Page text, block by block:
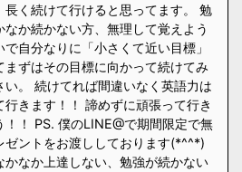
長く続けて行けると思ってます。 勉
なか続かない方、無理して覚えよう
で自分なりに「小さくて近い目標」
まずはその目標に向かって続けてみ
い。 続けてれば間違いなく英語力は
行きます！！ 諦めずに頑張って行き
！！ PS. 僕のLINE@で期間限定で無
ゼントをお渡ししております(*^^*)
かなか上達しない、勉強が続かない